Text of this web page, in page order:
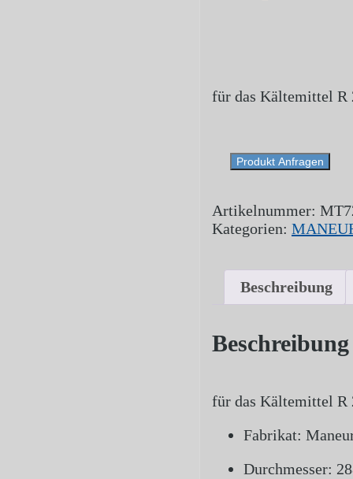
für das Kältemittel R
Produkt Anfragen
Artikelnummer:
Kategorien:
Beschreibung
Beschreibung
für das Kältemittel R
Fabrikat:
Durchmesser: